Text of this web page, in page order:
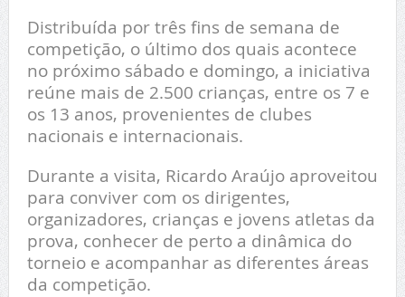
Distribuída por três fins de semana de
competição, o último dos quais acontece
no próximo sábado e domingo, a iniciativa
reúne mais de 2.500 crianças, entre os 7 e
os 13 anos, provenientes de clubes
nacionais e internacionais.
Durante a visita, Ricardo Araújo aproveitou
para conviver com os dirigentes,
organizadores, crianças e jovens atletas da
prova, conhecer de perto a dinâmica do
torneio e acompanhar as diferentes áreas
da competição.